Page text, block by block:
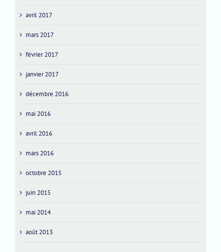
avril 2017
mars 2017
février 2017
janvier 2017
décembre 2016
mai 2016
avril 2016
mars 2016
octobre 2015
juin 2015
mai 2014
août 2013